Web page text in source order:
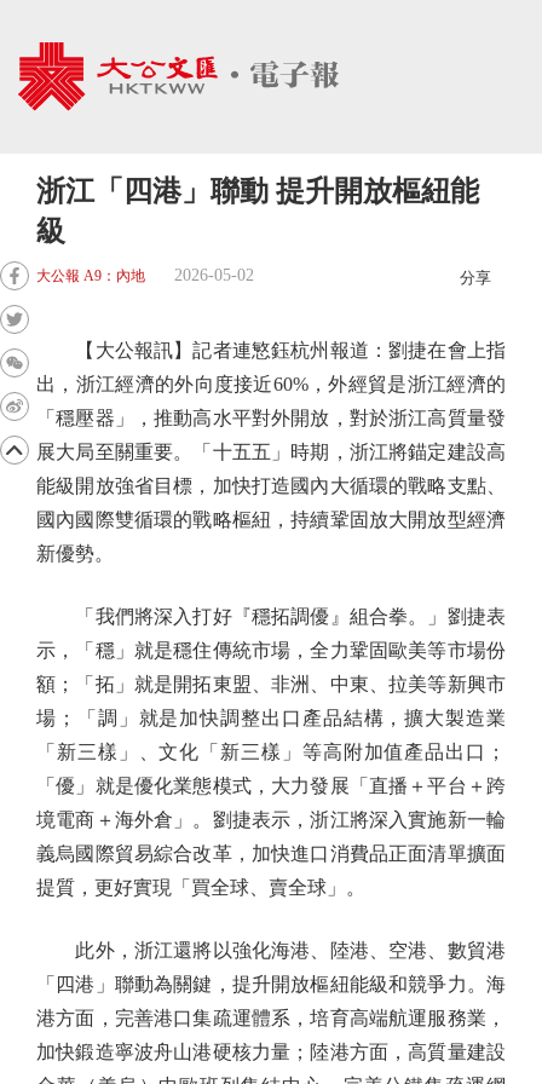
浙江「四港」聯動 提升開放樞紐能
級
大公報 A9：內地 2026-05-02 分享
【大公報訊】記者連慜鈺杭州報道：劉捷在會上指
出，浙江經濟的外向度接近60%，外經貿是浙江經濟的
「穩壓器」，推動高水平對外開放，對於浙江高質量發
展大局至關重要。「十五五」時期，浙江將錨定建設高
能級開放強省目標，加快打造國內大循環的戰略支點、
國內國際雙循環的戰略樞紐，持續鞏固放大開放型經濟
新優勢。
「我們將深入打好『穩拓調優』組合拳。」劉捷表
示，「穩」就是穩住傳統市場，全力鞏固歐美等市場份
額；「拓」就是開拓東盟、非洲、中東、拉美等新興市
場；「調」就是加快調整出口產品結構，擴大製造業
「新三樣」、文化「新三樣」等高附加值產品出口；
「優」就是優化業態模式，大力發展「直播＋平台＋跨
境電商＋海外倉」。劉捷表示，浙江將深入實施新一輪
義烏國際貿易綜合改革，加快進口消費品正面清單擴面
提質，更好實現「買全球、賣全球」。
此外，浙江還將以強化海港、陸港、空港、數貿港
「四港」聯動為關鍵，提升開放樞紐能級和競爭力。海
港方面，完善港口集疏運體系，培育高端航運服務業，
加快鍛造寧波舟山港硬核力量；陸港方面，高質量建設